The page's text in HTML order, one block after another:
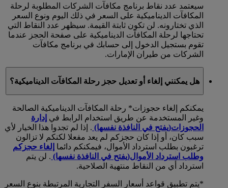
سيعتمد عدد نقاط برنامج مكافآت الشركات المطلوبة لرحلة
المكافآت الديناميكية على السعر في ذلك اليوم ونوع السعر
الذي تختارونه. لن تكون ثابتة القيمة. سيظهر عدد النقاط التي
تحتاجها لرحلة المكافآت الديناميكية على صفحة الحجز عندما
تقوم بستجيل الدخول إلى حسابك في برنامج مكافآت
الشركات من طيران الإمارات.
هل يمكنني إلغاء أو تعديل حجز رحلة المكافآت الديناميكية؟
يمكنكم إلغاء حجوزات* رحلة المكافآت الديناميكية الصالحة
وغير المستخدمة عن طريق استخدام الرابط في إدارة
الحجوزات(يفتح في النافذة نفسها) . إذا لم تجدوا هذا الخيار لأي
سبب كان، أو إذا كان حجزكم لم يعد مفعلا لكنكم لا تزالون
ترغبون بطلب استرداد الأموال، فيمكنكم دائما إلغاء حجزكم
وطلب استرداد الأموال(يفتح في النافذة نفسها) . لن يتم
استرداد أي من النقاط منتهية الصلاحية.
*يتم تطبيق قواعد أسعار السفر التجارية المرتبطة بنوع السعر